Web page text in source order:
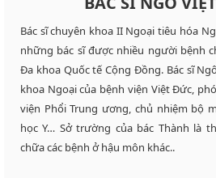
Bác sĩ chuyên khoa II Ngoại tiêu hóa
những bác sĩ được nhiều người bệnh
Đa khoa Quốc tế Cộng Đồng. Bác sĩ
khoa Ngoại của bệnh viện Việt Đức,
viện Phổi Trung ương, chủ nhiệm bộ
học Y… Sở trường của bác Thành là
chữa các bệnh ở hậu môn khác..